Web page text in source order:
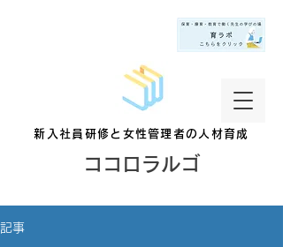
新入社員研修と女性管理者の人材育成
ココロラルゴ
記事